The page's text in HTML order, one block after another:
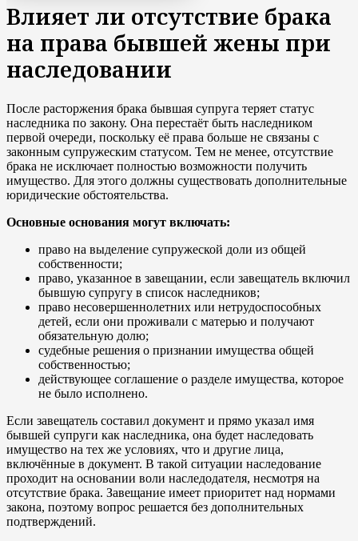
Влияет ли отсутствие брака
на права бывшей жены при
наследовании
После расторжения брака бывшая супруга теряет статус
наследника по закону. Она перестаёт быть наследником
первой очереди, поскольку её права больше не связаны с
законным супружеским статусом. Тем не менее, отсутствие
брака не исключает полностью возможности получить
имущество. Для этого должны существовать дополнительные
юридические обстоятельства.
Основные основания могут включать:
право на выделение супружеской доли из общей
собственности;
право, указанное в завещании, если завещатель включил
бывшую супругу в список наследников;
право несовершеннолетних или нетрудоспособных
детей, если они проживали с матерью и получают
обязательную долю;
судебные решения о признании имущества общей
собственностью;
действующее соглашение о разделе имущества, которое
не было исполнено.
Если завещатель составил документ и прямо указал имя
бывшей супруги как наследника, она будет наследовать
имущество на тех же условиях, что и другие лица,
включённые в документ. В такой ситуации наследование
проходит на основании воли наследодателя, несмотря на
отсутствие брака. Завещание имеет приоритет над нормами
закона, поэтому вопрос решается без дополнительных
подтверждений.